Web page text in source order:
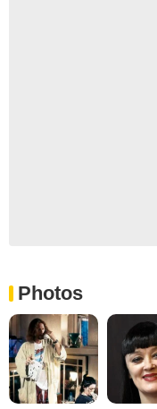
Photos